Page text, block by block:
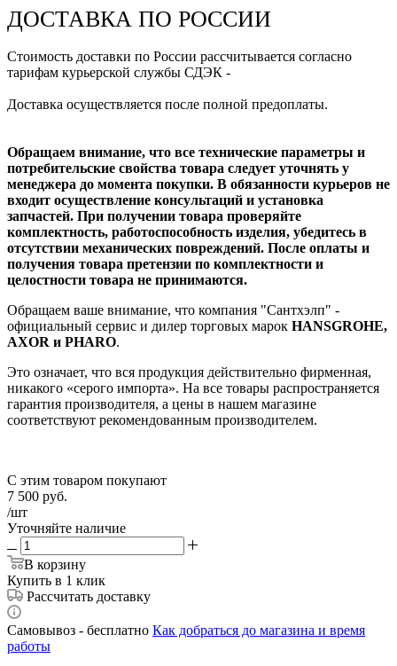
ДОСТАВКА ПО РОССИИ
Стоимость доставки по России рассчитывается согласно
тарифам курьерской службы СДЭК -
Доставка осуществляется после полной предоплаты.
Обращаем внимание, что все технические параметры и
потребительские свойства товара следует уточнять у
менеджера до момента покупки. В обязанности курьеров не
входит осуществление консультаций и установка
запчастей. При получении товара проверяйте
комплектность, работоспособность изделия, убедитесь в
отсутствии механических повреждений. После оплаты и
получения товара претензии по комплектности и
целостности товара не принимаются.
Обращаем ваше внимание, что компания "Сантхэлп" -
официальный сервис и дилер торговых марок HANSGROHE,
AXOR и PHARO.
Это означает, что вся продукция действительно фирменная,
никакого «серого импорта». На все товары распространяется
гарантия производителя, а цены в нашем магазине
соответствуют рекомендованным производителем.
С этим товаром покупают
7 500 руб.
/шт
Уточняйте наличие
В корзину
Купить в 1 клик
Рассчитать доставку
Самовывоз - бесплатно Как добраться до магазина и время
работы